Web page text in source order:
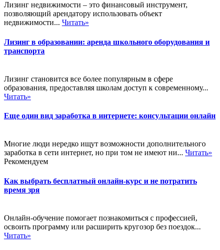
Лизинг недвижимости – это финансовый инструмент,
позволяющий арендатору использовать объект
недвижимости... Читать»
Лизинг в образовании: аренда школьного оборудования и
транспорта
Лизинг становится все более популярным в сфере
образования, предоставляя школам доступ к современному...
Читать»
Еще один вид заработка в интернете: консультации онлайн
Многие люди нередко ищут возможности дополнительного
заработка в сети интернет, но при том не имеют ни... Читать»
Рекомендуем
Как выбрать бесплатный онлайн-курс и не потратить
время зря
Онлайн-обучение помогает познакомиться с профессией,
освоить программу или расширить кругозор без поездок...
Читать»